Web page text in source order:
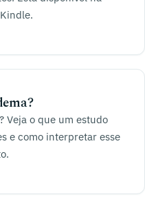
Veja o que um estudo
e como interpretar esse